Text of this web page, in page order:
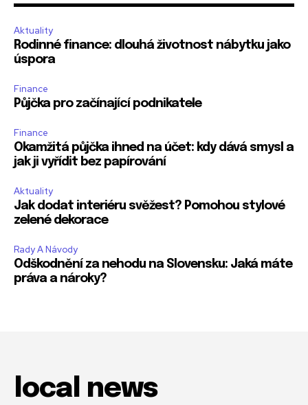
Aktuality
Rodinné finance: dlouhá životnost nábytku jako
úspora
Finance
Půjčka pro začínající podnikatele
Finance
Okamžitá půjčka ihned na účet: kdy dává smysl a
jak ji vyřídit bez papírování
Aktuality
Jak dodat interiéru svěžest? Pomohou stylové
zelené dekorace
Rady A Návody
Odškodnění za nehodu na Slovensku: Jaká máte
práva a nároky?
local news